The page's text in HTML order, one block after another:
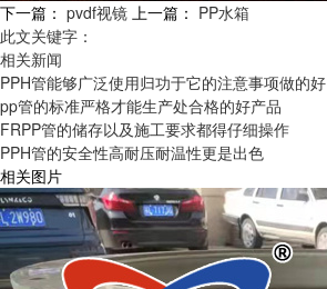
下一篇： pvdf视镜 上一篇： PP水箱
此文关键字：
相关新闻
PPH管能够广泛使用归功于它的注意事项做的好
pp管的标准严格才能生产处合格的好产品
FRPP管的储存以及施工要求都得仔细操作
PPH管的安全性高耐压耐温性更是出色
相关图片